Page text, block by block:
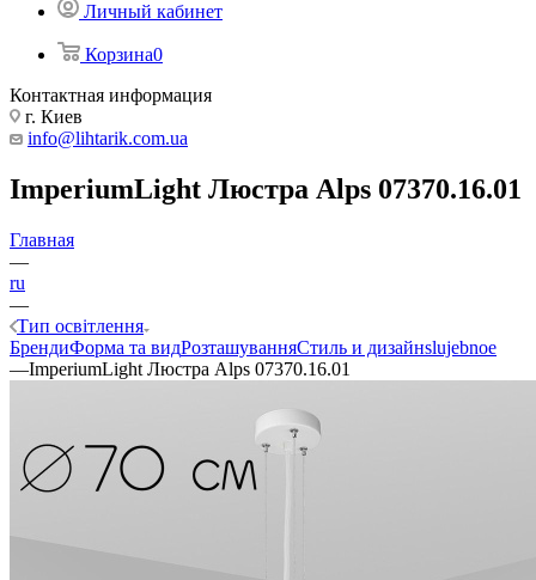
Личный кабинет
Корзина0
Контактная информация
г. Киев
info@lihtarik.com.ua
ImperiumLight Люстра Alps 07370.16.01
Главная
—
ru
—
Тип освітлення
БрендиФорма та видРозташуванняСтиль и дизайнslujebnoe
—ImperiumLight Люстра Alps 07370.16.01